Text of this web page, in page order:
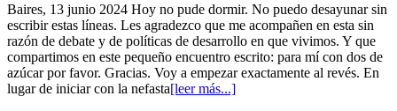
Baires, 13 junio 2024 Hoy no pude dormir. No puedo desayunar sin
escribir estas líneas. Les agradezco que me acompañen en esta sin
razón de debate y de políticas de desarrollo en que vivimos. Y que
compartimos en este pequeño encuentro escrito: para mí con dos de
azúcar por favor. Gracias. Voy a empezar exactamente al revés. En
lugar de iniciar con la nefasta[leer más...]